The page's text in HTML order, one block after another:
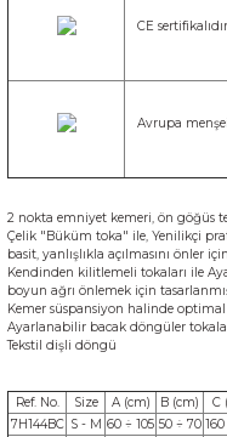
CE
Avrupa
2 nokta emniyet kemeri, ön göğüs
Çelik "Büküm toka" ile, Yenilikçi
basit, yanlışlıkla açılmasını önler için
Kendinden kilitlemeli tokaları ile
boyun ağrı önlemek için
Kemer süspansiyon halinde optimal
Ayarlanabilir bacak döngüler
Tekstil dişli döngü
Ref. No. Size A (cm) B (cm)
C
7H144BC S - M 60 ÷ 105 50 ÷ 70